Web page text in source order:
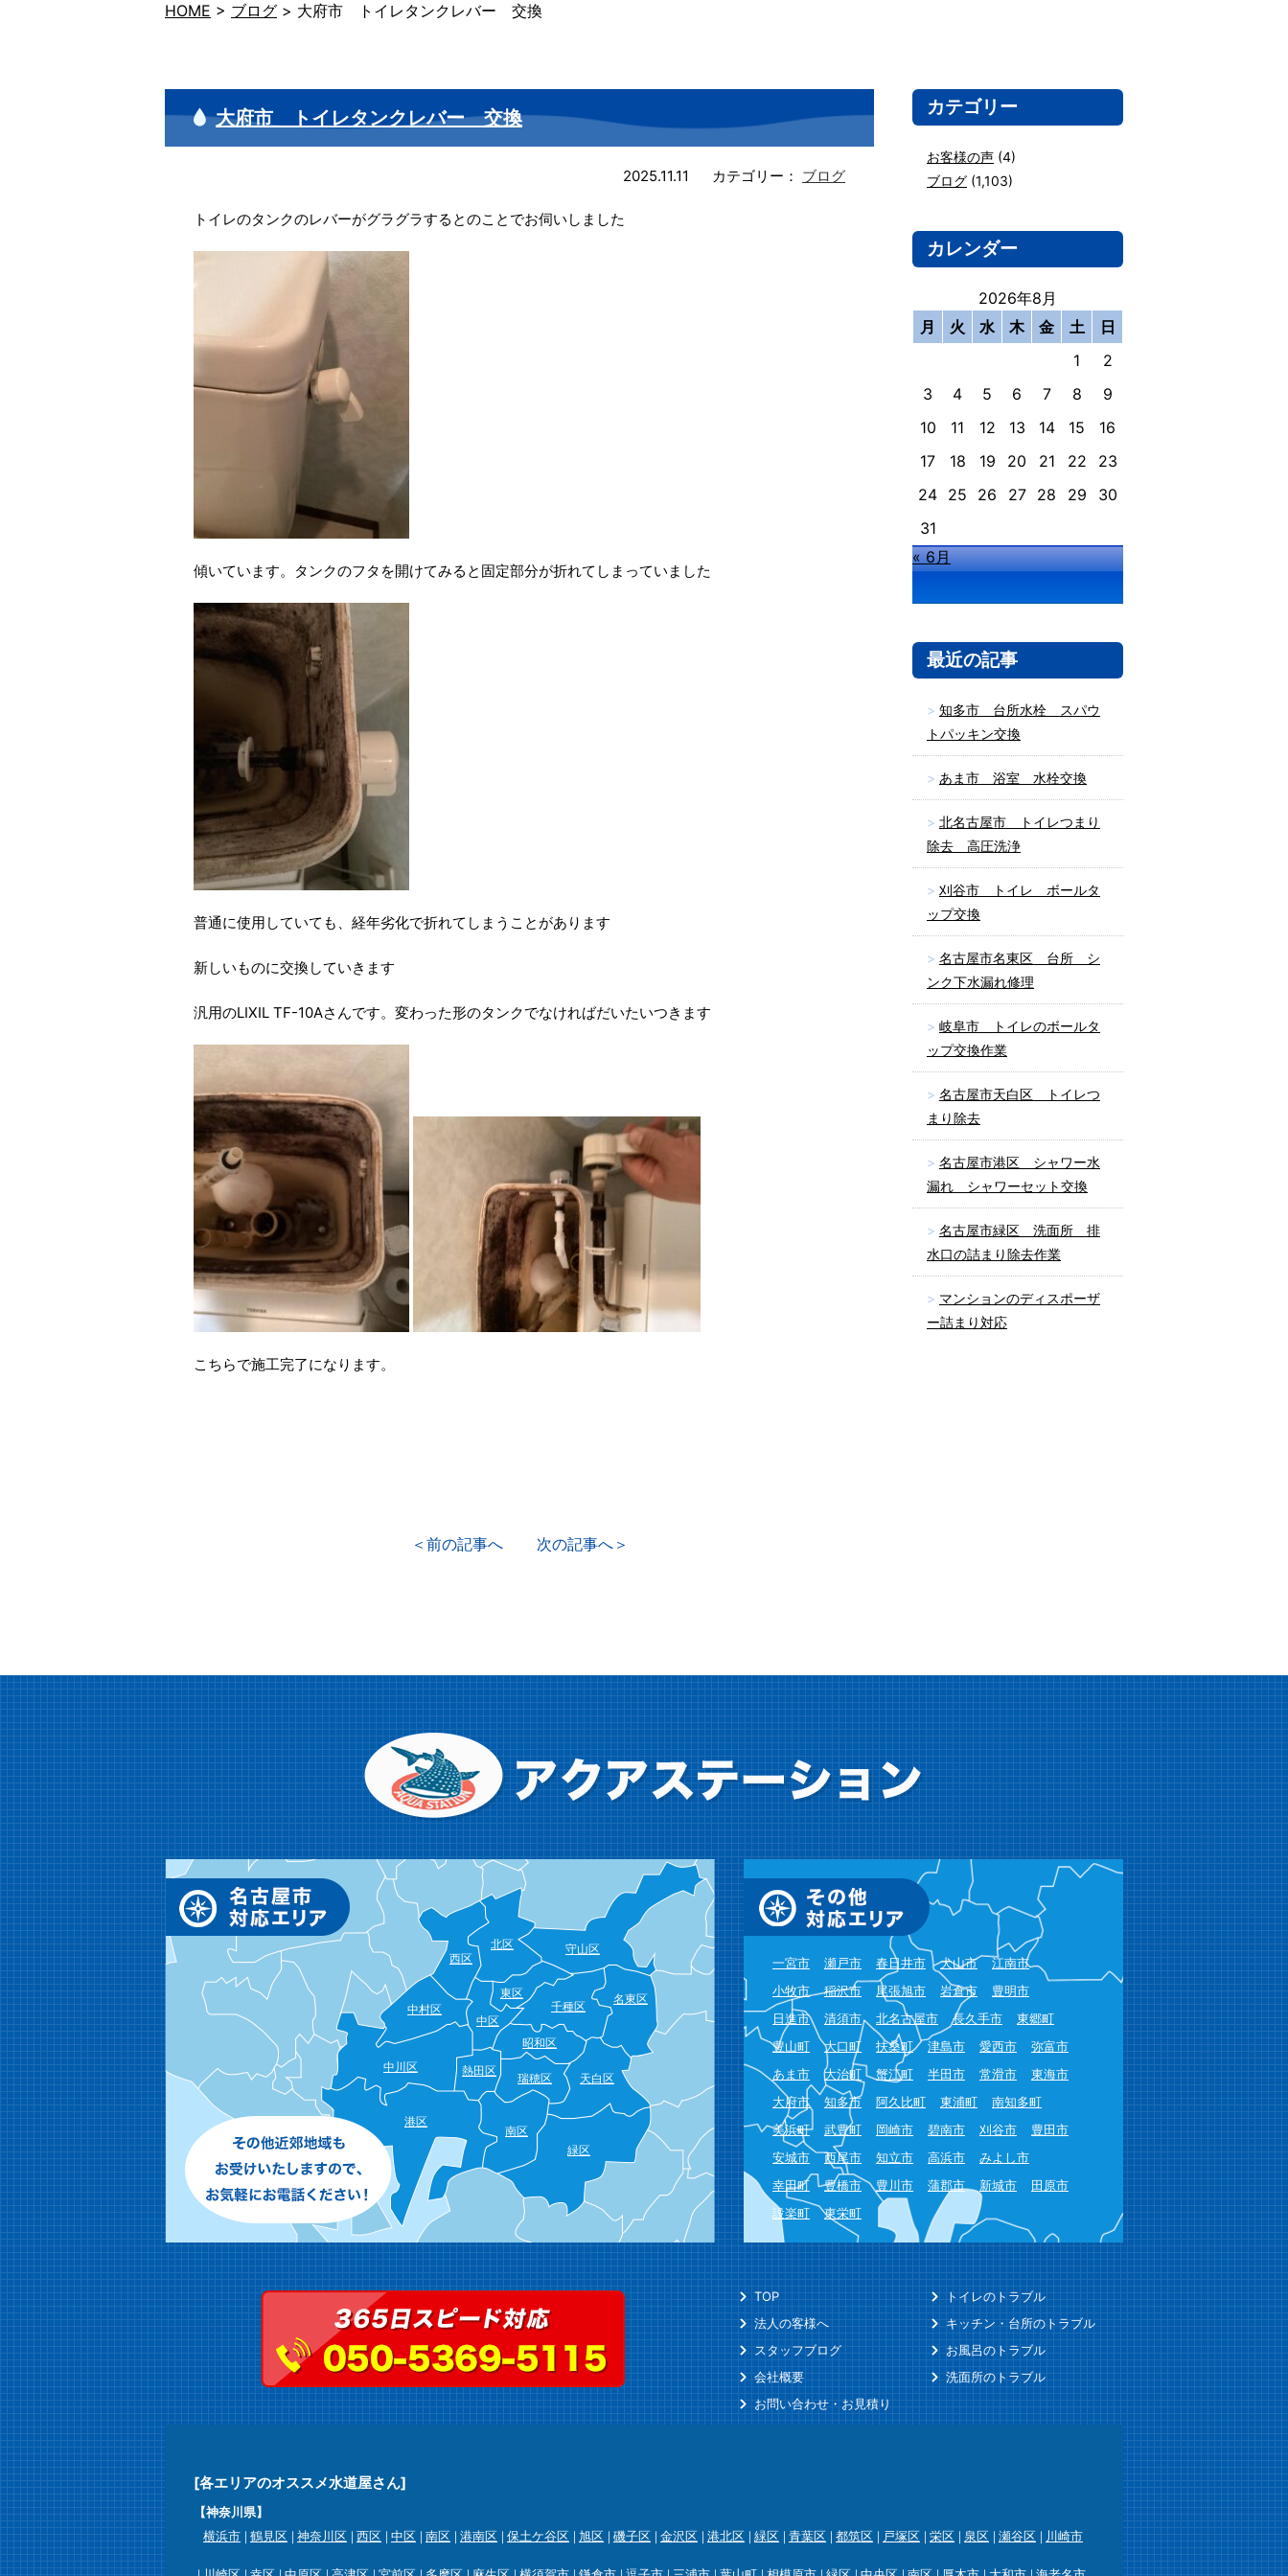
HOME > ブログ > 大府市 トイレタンクレバー 交換
大府市 トイレタンクレバー 交換
2025.11.11 カテゴリー： ブログ
トイレのタンクのレバーがグラグラするとのことでお伺いしました
傾いています。タンクのフタを開けてみると固定部分が折れてしまっていました
普通に使用していても、経年劣化で折れてしまうことがあります
新しいものに交換していきます
汎用のLIXIL TF-10Aさんです。変わった形のタンクでなければだいたいつきます
こちらで施工完了になります。
＜前の記事へ 次の記事へ＞
カテゴリー
お客様の声 (4)
ブログ (1,103)
カレンダー
2026年8月
月
火 水 木 金 土
日
1
2
3
4 5 6 7 8
9
10
11 12 13 14 15
16
17
18 19 20 21 22
23
24 25 26 27 28 29
30
31
« 6月
最近の記事
知多市 台所水栓 スパウ
トパッキン交換
あま市 浴室 水栓交換
北名古屋市 トイレつまり
除去 高圧洗浄
刈谷市 トイレ ボールタ
ップ交換
名古屋市名東区 台所 シ
ンク下水漏れ修理
岐阜市 トイレのボールタ
ップ交換作業
名古屋市天白区 トイレつ
まり除去
名古屋市港区 シャワー水
漏れ シャワーセット交換
名古屋市緑区 洗面所 排
水口の詰まり除去作業
マンションのディスポーザ
ー詰まり対応
北区
西区
守山区
東区 名東区
千種区
中区
中村区
昭和区
天白区
瑞穂区
熱田区
中川区
緑区
南区
港区
一宮市 瀬戸市 春日井市 犬山市
江南市
小牧市
稲沢市 尾張旭市 岩倉市
豊明市
日進市
清須市 北名古屋市 長久手市
東郷町
豊山町
大口町 扶桑町 津島市 愛西市
弥富市
あま市
大治町 蟹江町 半田市 常滑市
東海市
大府市
知多市 阿久比町 東浦町
南知多町
美浜町
武豊町 岡崎市 碧南市 刈谷市
豊田市
安城市
西尾市 知立市 高浜市
みよし市
幸田町
豊橋市 豊川市 蒲郡市 新城市
田原市
設楽町
東栄町
TOP
法人の客様へ
スタッフブログ
会社概要
お問い合わせ・お見積り
トイレのトラブル
キッチン・台所のトラブル
お風呂のトラブル
洗面所のトラブル
[各エリアのオススメ水道屋さん]
【神奈川県】
横浜市
鶴見区 神奈川区 西区 中区 南区 港南区 保土ケ谷区 旭区 磯子区 金沢区 港北区 緑区 青葉区 都筑区 戸塚区 栄区 泉区 瀬谷区 川崎市